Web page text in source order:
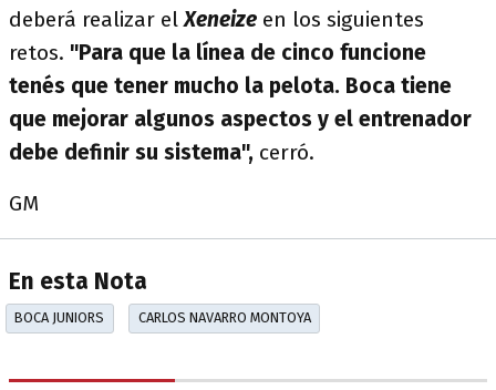
deberá realizar elXeneize en los siguientes
retos. "Para que la línea de cinco funcione
tenés que tener mucho la pelota. Boca tiene
que mejorar algunos aspectos y el entrenador
debe definir su sistema", cerró.
GM
En esta Nota
BOCA JUNIORS CARLOS NAVARRO MONTOYA